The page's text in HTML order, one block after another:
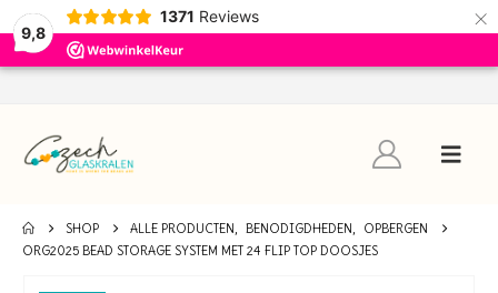
9,8
1371 Reviews ×
SHOP ALLE PRODUCTEN, BENODIGDHEDEN,
OPBERGEN
ORG2025 BEAD STORAGE SYSTEM MET 24 FLIP TOP DOOSJES